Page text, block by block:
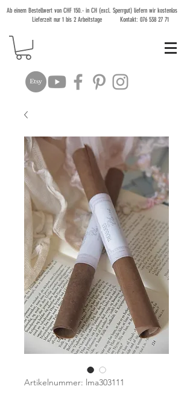
Ab einem Bestellwert von CHF 150.- in CH (excl. Sperrgut) liefern wir kostenlos
Lieferzeit nur 1 bis 2 Arbeitstage Kontakt: 076 538 27 71
Artikelnummer: lma303111